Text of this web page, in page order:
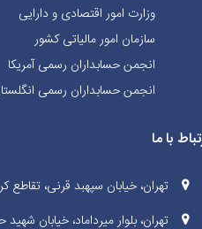
وزارت امور اقتصادی و دارایی
سازمان امور مالیاتی کشور
انجمن حسابداران رسمی آمریکا
انجمن حسابداران رسمی
با ما
تهران، خیابان سپهبد قرنی، تقاطع
تهران، بلوار میرداماد، خیابان